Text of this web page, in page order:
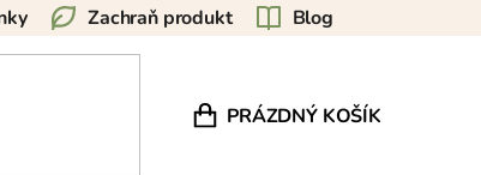
Blog
Zachraň produkt
NÁKUPNÍ KOŠÍK
PRÁZDNÝ KOŠÍK